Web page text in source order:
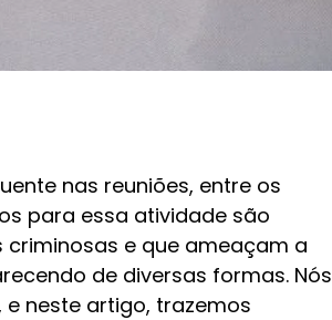
nas reuniões, entre os
para essa atividade são
e que ameaçam a
de diversas formas. Nós
neste artigo, trazemos